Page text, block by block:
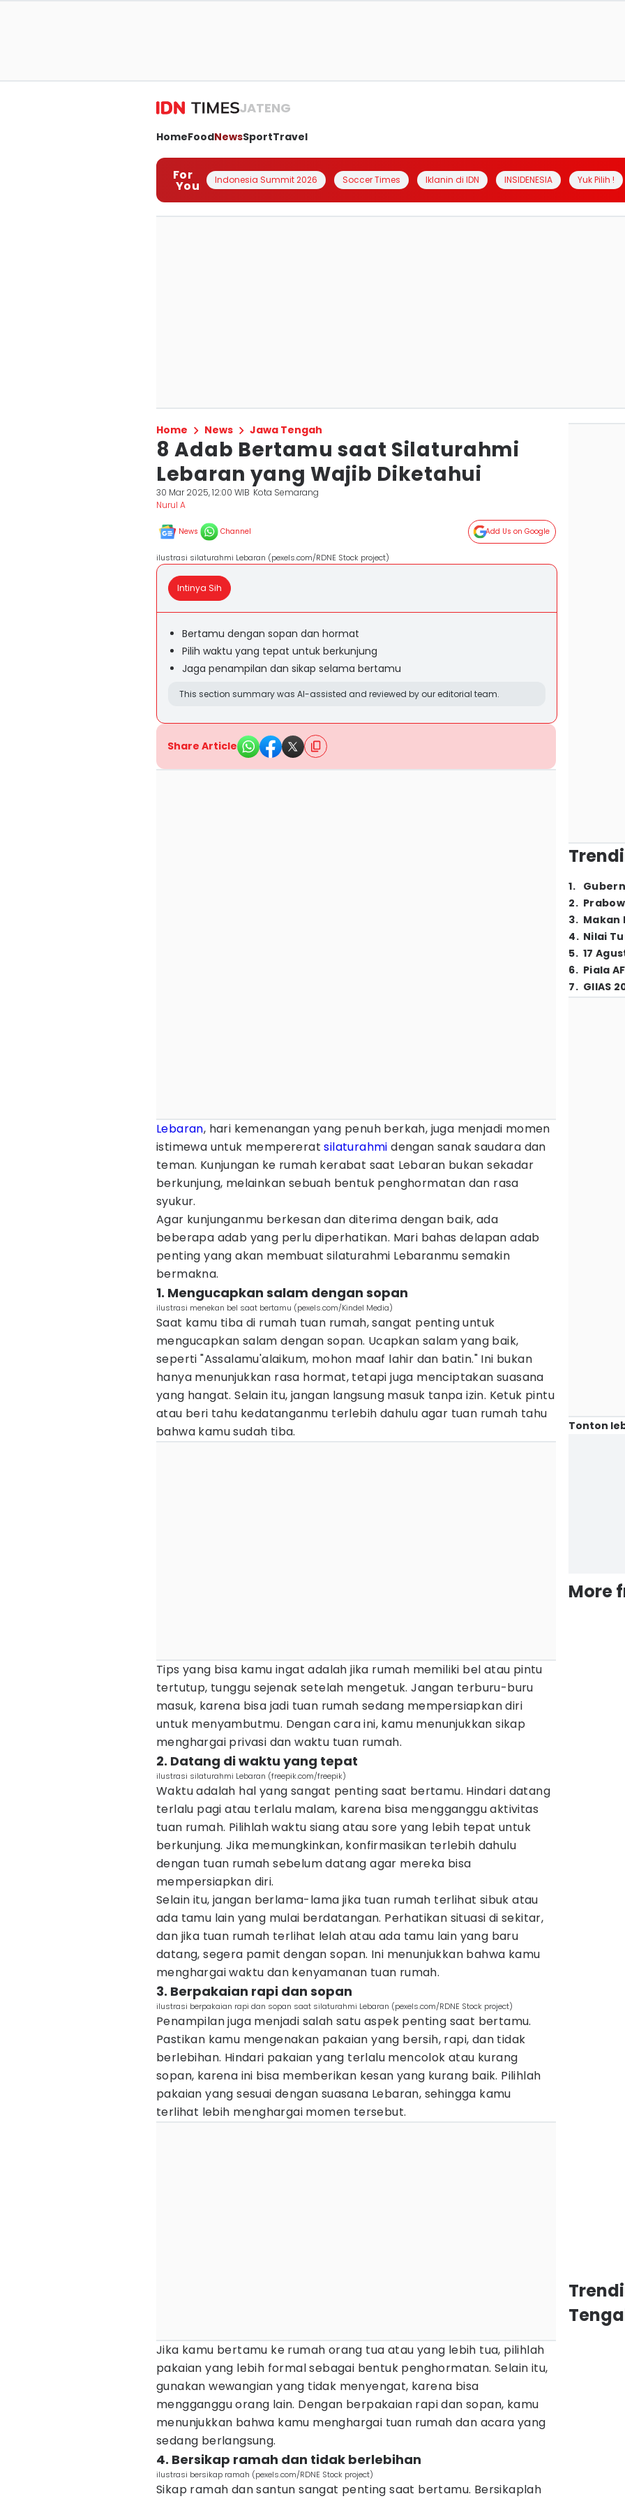
JATENG
HomeFoodNewsSportTravel
For
You Indonesia Summit 2026 Soccer Times Iklanin di IDN INSIDENESIA Yuk Pilih !
Home News Jawa Tengah
8 Adab Bertamu saat Silaturahmi
Lebaran yang Wajib Diketahui
30 Mar 2025, 12:00 WIB Kota Semarang
Nurul A
News Channel Add Us on Google
ilustrasi silaturahmi Lebaran (pexels.com/RDNE Stock project)
Intinya Sih
Bertamu dengan sopan dan hormat
Pilih waktu yang tepat untuk berkunjung
Jaga penampilan dan sikap selama bertamu
This section summary was AI-assisted and reviewed by our editorial team.
Share Article
Lebaran, hari kemenangan yang penuh berkah, juga menjadi momen
istimewa untuk mempereratsilaturahmi dengan sanak saudara dan
teman. Kunjungan ke rumah kerabat saat Lebaran bukan sekadar
berkunjung, melainkan sebuah bentuk penghormatan dan rasa
syukur.
Agar kunjunganmu berkesan dan diterima dengan baik, ada
beberapa adab yang perlu diperhatikan. Mari bahas delapan adab
penting yang akan membuat silaturahmi Lebaranmu semakin
bermakna.
1. Mengucapkan salam dengan sopan
ilustrasi menekan bel saat bertamu (pexels.com/Kindel Media)
Saat kamu tiba di rumah tuan rumah, sangat penting untuk
mengucapkan salam dengan sopan. Ucapkan salam yang baik,
seperti "Assalamu'alaikum, mohon maaf lahir dan batin." Ini bukan
hanya menunjukkan rasa hormat, tetapi juga menciptakan suasana
yang hangat. Selain itu, jangan langsung masuk tanpa izin. Ketuk pintu
atau beri tahu kedatanganmu terlebih dahulu agar tuan rumah tahu
bahwa kamu sudah tiba.
Tips yang bisa kamu ingat adalah jika rumah memiliki bel atau pintu
tertutup, tunggu sejenak setelah mengetuk. Jangan terburu-buru
masuk, karena bisa jadi tuan rumah sedang mempersiapkan diri
untuk menyambutmu. Dengan cara ini, kamu menunjukkan sikap
menghargai privasi dan waktu tuan rumah.
2. Datang di waktu yang tepat
ilustrasi silaturahmi Lebaran (freepik.com/freepik)
Waktu adalah hal yang sangat penting saat bertamu. Hindari datang
terlalu pagi atau terlalu malam, karena bisa mengganggu aktivitas
tuan rumah. Pilihlah waktu siang atau sore yang lebih tepat untuk
berkunjung. Jika memungkinkan, konfirmasikan terlebih dahulu
dengan tuan rumah sebelum datang agar mereka bisa
mempersiapkan diri.
Selain itu, jangan berlama-lama jika tuan rumah terlihat sibuk atau
ada tamu lain yang mulai berdatangan. Perhatikan situasi di sekitar,
dan jika tuan rumah terlihat lelah atau ada tamu lain yang baru
datang, segera pamit dengan sopan. Ini menunjukkan bahwa kamu
menghargai waktu dan kenyamanan tuan rumah.
3. Berpakaian rapi dan sopan
ilustrasi berpakaian rapi dan sopan saat silaturahmi Lebaran (pexels.com/RDNE Stock project)
Penampilan juga menjadi salah satu aspek penting saat bertamu.
Pastikan kamu mengenakan pakaian yang bersih, rapi, dan tidak
berlebihan. Hindari pakaian yang terlalu mencolok atau kurang
sopan, karena ini bisa memberikan kesan yang kurang baik. Pilihlah
pakaian yang sesuai dengan suasana Lebaran, sehingga kamu
terlihat lebih menghargai momen tersebut.
Jika kamu bertamu ke rumah orang tua atau yang lebih tua, pilihlah
pakaian yang lebih formal sebagai bentuk penghormatan. Selain itu,
gunakan wewangian yang tidak menyengat, karena bisa
mengganggu orang lain. Dengan berpakaian rapi dan sopan, kamu
menunjukkan bahwa kamu menghargai tuan rumah dan acara yang
sedang berlangsung.
4. Bersikap ramah dan tidak berlebihan
ilustrasi bersikap ramah (pexels.com/RDNE Stock project)
Sikap ramah dan santun sangat penting saat bertamu. Bersikaplah
1.
2.
3. Makan
4. Nilai
5. 17
6. Piala
7. GIIAS
Tonton
More